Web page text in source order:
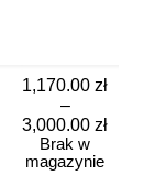
1,170.00 zł
–
3,000.00 zł
Brak w
magazynie